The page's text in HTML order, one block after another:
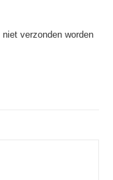
verzonden worden